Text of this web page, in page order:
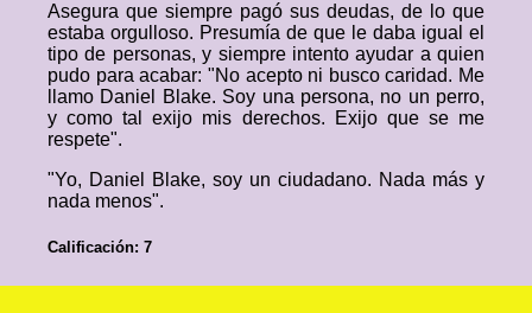
Asegura que siempre pagó sus deudas, de lo que
estaba orgulloso. Presumía de que le daba igual el
tipo de personas, y siempre intento ayudar a quien
pudo para acabar: "No acepto ni busco caridad. Me
llamo Daniel Blake. Soy una persona, no un perro,
y como tal exijo mis derechos. Exijo que se me
respete".
"Yo, Daniel Blake, soy un ciudadano. Nada más y
nada menos".
Calificación: 7